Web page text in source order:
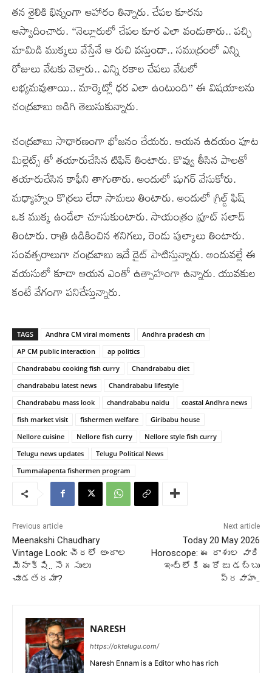
తన శైలికి భిన్నంగా ఆహారం తిన్నారు. చేపల కూరను
ఆస్వాదించారు. “నెల్లూరులో చేపల కూర ఎలా వండుతారు.. పచ్చి
మామిడి ముక్కలు వేస్తేనే ఆ రుచి వస్తుందా.. సముద్రంలో ఎన్ని
రోజులు వేటకు వెళ్తారు.. ఎన్ని రకాల చేపలు వేటలో
లభ్యమవుతాయి.. మార్కెట్లో ధర ఎలా ఉంటుంది” ఈ విషయాలను
చంద్రబాబు అడిగి తెలుసుకున్నారు.
చంద్రబాబు సాధారణంగా భోజనం చేయరు. ఆయన ఉదయం పూట
మిల్లెట్స్ తో తయారుచేసిన టిఫిన్ తింటారు. కొవ్వు తీసిన పాలతో
తయారుచేసిన కాఫీని తాగుతారు. అందులో షుగర్ వేసుకోరు.
మధ్యాహ్నం కొర్రలు లేదా సామలు తింటారు. అందులో గ్రిల్డ్ ఫిష్
ఒక ముక్క ఉండేలా చూసుకుంటారు. సాయంత్రం ఫ్రూట్ సలాడ్
తింటారు. రాత్రి ఉడికించిన శనిగలు, రెండు పుల్కాలు తింటారు.
సంవత్సరాలుగా చంద్రబాబు ఇదే డైట్ పాటిస్తున్నారు. అందువల్లే ఈ
వయసులో కూడా ఆయన ఎంతో ఉత్సాహంగా ఉన్నారు. యువకుల
కంటే వేగంగా పనిచేస్తున్నారు.
TAGS Andhra CM viral moments
Andhra pradesh cm
AP CM public interaction
ap politics
Chandrababu cooking fish curry
Chandrababu diet
chandrababu latest news
Chandrababu lifestyle
Chandrababu mass look
chandrababu naidu
coastal Andhra news
fish market visit
fishermen welfare
Giribabu house
Nellore cuisine
Nellore fish curry
Nellore style fish curry
Telugu news updates
Telugu Political News
Tummalapenta fishermen program
Previous article
Meenakshi Chaudhary
Vintage Look: చీరలో అందాల
మీనాక్షి.. సొగసులు
చూడతరమా?
Next article
Today 20 May 2026
Horoscope: ఈ రాశుల వారి
ఇంట్లోకి ఈరోజు డబ్బు
ప్రవాహం..
NARESH
https://oktelugu.com/
Naresh Ennam is a Editor who has rich